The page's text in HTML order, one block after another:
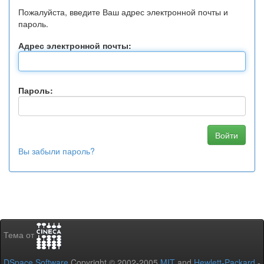
Пожалуйста, введите Ваш адрес электронной почты и
пароль.
Адрес электронной почты:
Пароль:
Вы забыли пароль?
Тема от